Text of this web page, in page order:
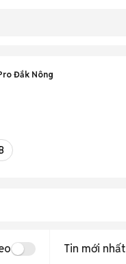
Đắk Nông
Tin mới nhất